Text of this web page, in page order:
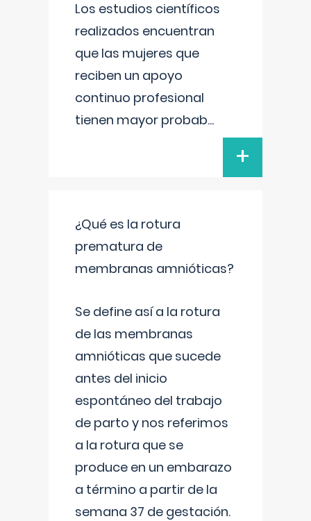
Los estudios científicos
realizados encuentran
que las mujeres que
reciben un apoyo
continuo profesional
tienen mayor probab...
+
¿Qué es la rotura
prematura de
membranas amnióticas?
Se define así a la rotura
de las membranas
amnióticas que sucede
antes del inicio
espontáneo del trabajo
de parto y nos referimos
a la rotura que se
produce en un embarazo
a término a partir de la
semana 37 de gestación.